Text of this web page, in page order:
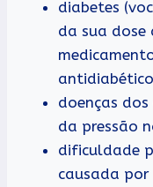
diabetes
da sua dose
doenças
da pressão
dificuldade
causada